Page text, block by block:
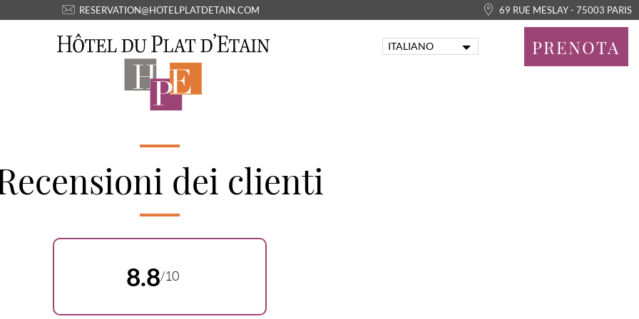
RESERVATION@HOTELPLATDETAIN.COM 69 RUE MESLAY - 75003 PARIS
ITALIANO
PRENOTA
dei clienti
8.8/10